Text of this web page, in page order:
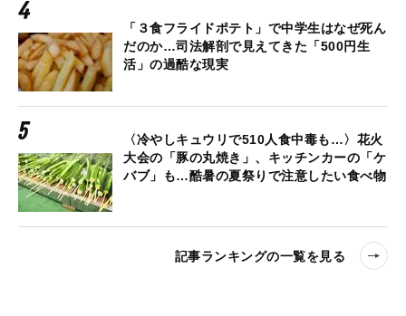
「３食フライドポテト」で中学生はなぜ死ん
だのか…司法解剖で見えてきた「500円生
活」の過酷な現実
〈冷やしキュウリで510人食中毒も…〉花火
大会の「豚の丸焼き」、キッチンカーの「ケ
バブ」も…酷暑の夏祭りで注意したい食べ物
記事ランキングの一覧を見る